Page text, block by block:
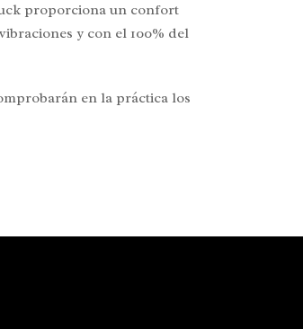
proporciona un confort
y con el 100% del
en la práctica los